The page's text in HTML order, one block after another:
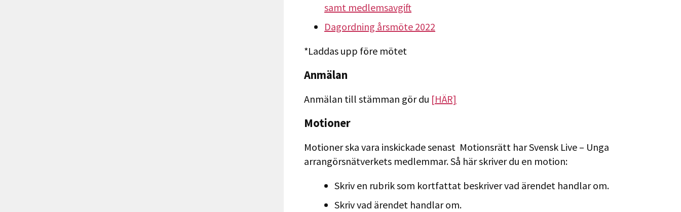
samt medlemsavgift
Dagordning årsmöte 2022
*Laddas upp före mötet
Anmälan
Anmälan till stämman gör du [HÄR]
Motioner
Motioner ska vara inskickade senast Motionsrätt har Svensk Live – Unga
arrangörsnätverkets medlemmar. Så här skriver du en motion:
Skriv en rubrik som kortfattat beskriver vad ärendet handlar om.
Skriv vad ärendet handlar om.